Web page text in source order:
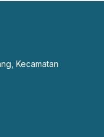
Kecamatan